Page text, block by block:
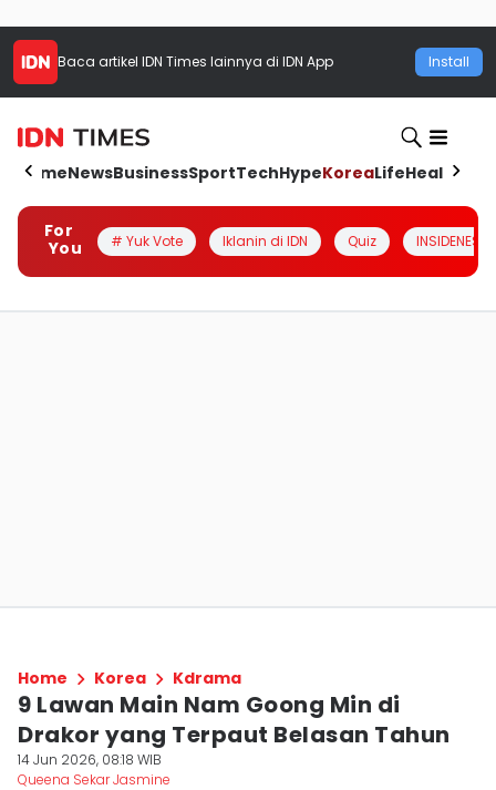
Baca artikel IDN Times lainnya di IDN App Install
HomeNewsBusinessSportTechHypeKoreaLifeHealth
For
You
# Yuk Vote Iklanin di IDN Quiz INSIDENESIA
Home Korea Kdrama
9 Lawan Main Nam Goong Min di
Drakor yang Terpaut Belasan Tahun
14 Jun 2026, 08:18 WIB
Queena Sekar Jasmine